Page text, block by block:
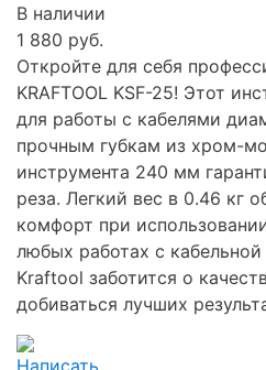
В наличии
1 880 руб.
Откройте для себя
KRAFTOOL KSF-25! Этот
для работы с кабелями
прочным губкам из хром-
инструмента 240 мм
реза. Легкий вес в 0.46 кг
комфорт при
любых работах с
Kraftool заботится о
добиваться лучших